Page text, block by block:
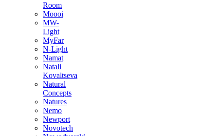
Room
Moooi
MW-
Light
MyFar
N-Light
Namat
Natali
Kovaltseva
Natural
Concepts
Natures
Nemo
Newport
Novotech